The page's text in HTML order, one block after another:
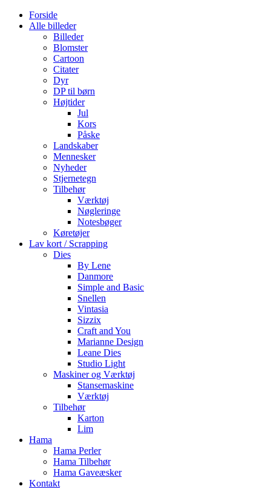
Forside
Alle billeder
Billeder
Blomster
Cartoon
Citater
Dyr
DP til børn
Højtider
Jul
Kors
Påske
Landskaber
Mennesker
Nyheder
Stjernetegn
Tilbehør
Værktøj
Nøgleringe
Notesbøger
Køretøjer
Lav kort / Scrapping
Dies
By Lene
Danmore
Simple and Basic
Snellen
Vintasia
Sizzix
Craft and You
Marianne Design
Leane Dies
Studio Light
Maskiner og Værktøj
Stansemaskine
Værktøj
Tilbehør
Karton
Lim
Hama
Hama Perler
Hama Tilbehør
Hama Gaveæsker
Kontakt